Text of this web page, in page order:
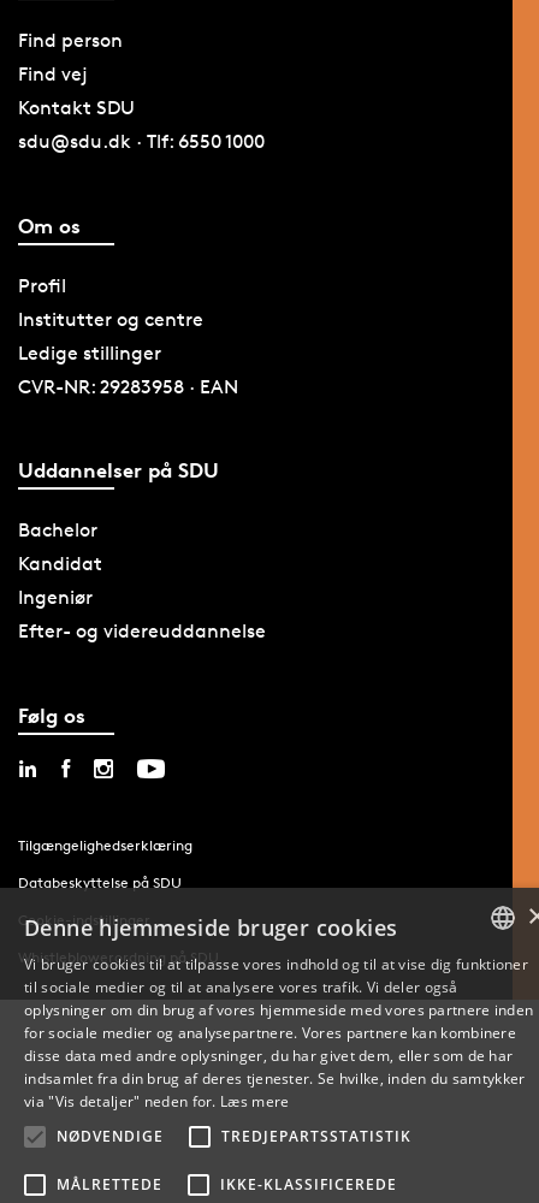
Find person
Find vej
Kontakt SDU
sdu@sdu.dk · Tlf: 6550 1000
Om os
Profil
Institutter og centre
Ledige stillinger
CVR-NR: 29283958 · EAN
Uddannelser på SDU
Bachelor
Kandidat
Ingeniør
Efter- og videreuddannelse
Følg os
Tilgængelighedserklæring
Databeskyttelse på SDU
Cookie-indstillinger
Whistleblowerordning på SDU
ENGLISH
Denne hjemmeside bruger cookies
Vi bruger cookies til at tilpasse vores indhold og til at vise dig funktioner
til sociale medier og til at analysere vores trafik. Vi deler også
oplysninger om din brug af vores hjemmeside med vores partnere inden
for sociale medier og analysepartnere. Vores partnere kan kombinere
disse data med andre oplysninger, du har givet dem, eller som de har
indsamlet fra din brug af deres tjenester. Se hvilke, inden du samtykker
via "Vis detaljer" neden for. Læs mere
NØDVENDIGE
TREDJEPARTSSTATISTIK
MÅLRETTEDE IKKE-KLASSIFICEREDE